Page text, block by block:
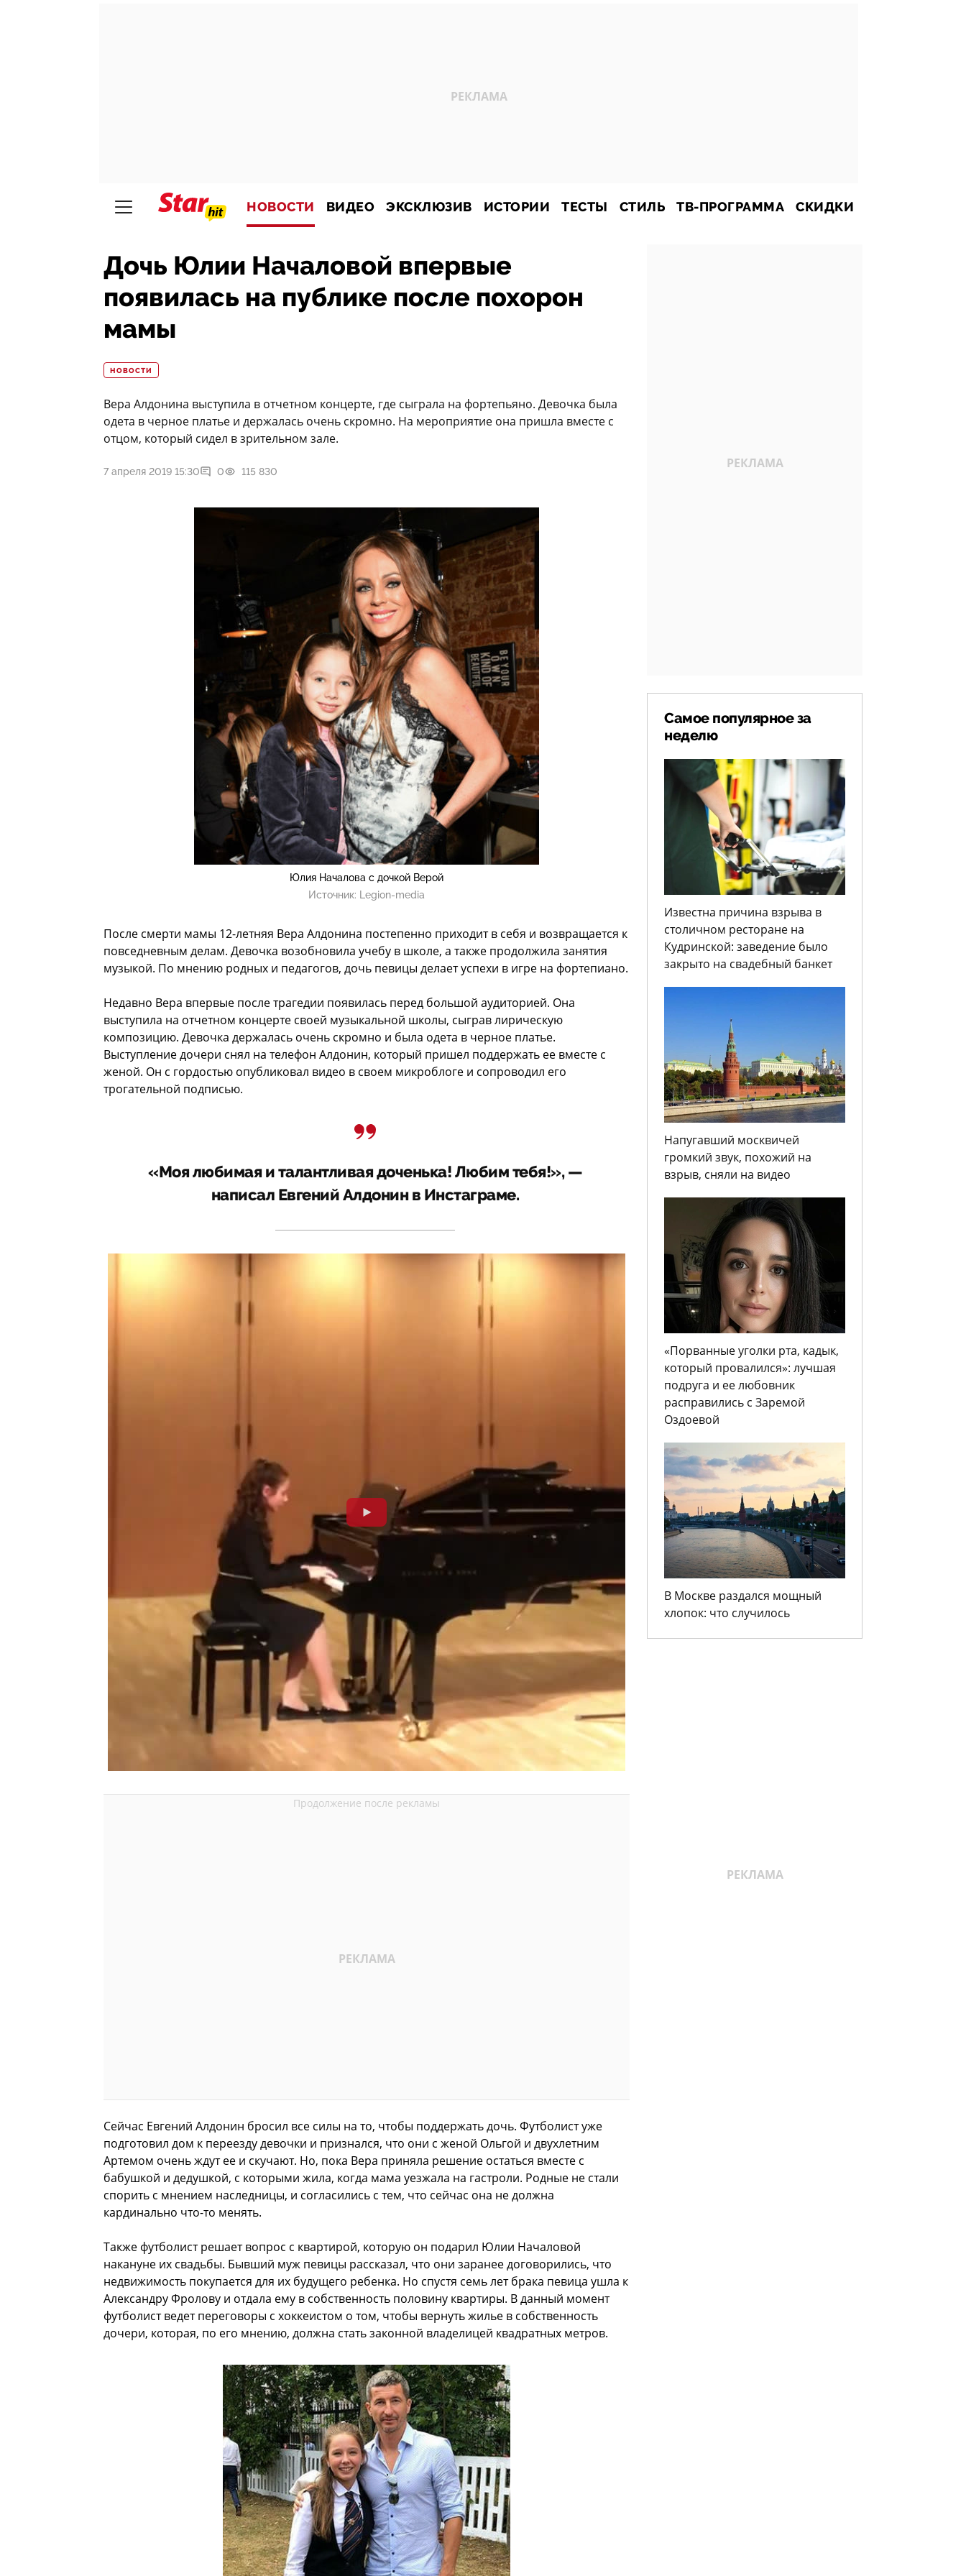
НОВОСТИ ВИДЕО ЭКСКЛЮЗИВ ИСТОРИИ ТЕСТЫ СТИЛЬ ТВ-ПРОГРАММА СКИДКИ
Дочь Юлии Началовой впервые
появилась на публике после похорон
мамы
НОВОСТИ
Вера Алдонина выступила в отчетном концерте, где сыграла на фортепьяно. Девочка была
одета в черное платье и держалась очень скромно. На мероприятие она пришла вместе с
отцом, который сидел в зрительном зале.
7 апреля 2019 15:30 0 115 830
Юлия Началова с дочкой Верой
Источник:
Legion-media
После смерти мамы 12-летняя Вера Алдонина постепенно приходит в себя и возвращается к
повседневным делам. Девочка возобновила учебу в школе, а также продолжила занятия
музыкой. По мнению родных и педагогов, дочь певицы делает успехи в игре на фортепиано.
Недавно Вера впервые после трагедии появилась перед большой аудиторией. Она
выступила на отчетном концерте своей музыкальной школы, сыграв лирическую
композицию. Девочка держалась очень скромно и была одета в черное платье.
Выступление дочери снял на телефон Алдонин, который пришел поддержать ее вместе с
женой. Он с гордостью опубликовал видео в своем микроблоге и сопроводил его
трогательной подписью.
«Моя любимая и талантливая доченька! Любим тебя!», —
написал Евгений Алдонин в Инстаграме.
Сейчас Евгений Алдонин бросил все силы на то, чтобы поддержать дочь. Футболист уже
подготовил дом к переезду девочки и признался, что они с женой Ольгой и двухлетним
Артемом очень ждут ее и скучают. Но, пока Вера приняла решение остаться вместе с
бабушкой и дедушкой, с которыми жила, когда мама уезжала на гастроли. Родные не стали
спорить с мнением наследницы, и согласились с тем, что сейчас она не должна
кардинально что-то менять.
Также футболист решает вопрос с квартирой, которую он подарил Юлии Началовой
накануне их свадьбы. Бывший муж певицы рассказал, что они заранее договорились, что
недвижимость покупается для их будущего ребенка. Но спустя семь лет брака певица ушла к
Александру Фролову и отдала ему в собственность половину квартиры. В данный момент
футболист ведет переговоры с хоккеистом о том, чтобы вернуть жилье в собственность
дочери, которая, по его мнению, должна стать законной владелицей квадратных метров.
Самое популярное за
неделю
Известна причина взрыва в
столичном ресторане на
Кудринской: заведение было
закрыто на свадебный банкет
Напугавший москвичей
громкий звук, похожий на
взрыв, сняли на видео
«Порванные уголки рта, кадык,
который провалился»: лучшая
подруга и ее любовник
расправились с Заремой
Оздоевой
В Москве раздался мощный
хлопок: что случилось